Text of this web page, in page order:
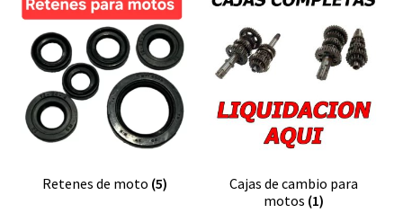
Retenes de moto (5)
Cajas de cambio para
motos (1)